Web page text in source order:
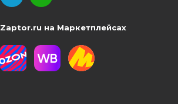
Zaptor.ru на Маркетплейсах